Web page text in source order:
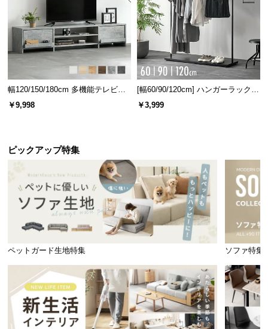
幅120/150/180cm 多機能テレビボ
ード 木目/石目調 オープン収納・
￥9,998
[幅60/90/120cm] ハンガーラック
スチール 4段階高さ調節 サイドフ
￥3,999
ピックアップ特集
ペットガード生地特集 ソファ特集